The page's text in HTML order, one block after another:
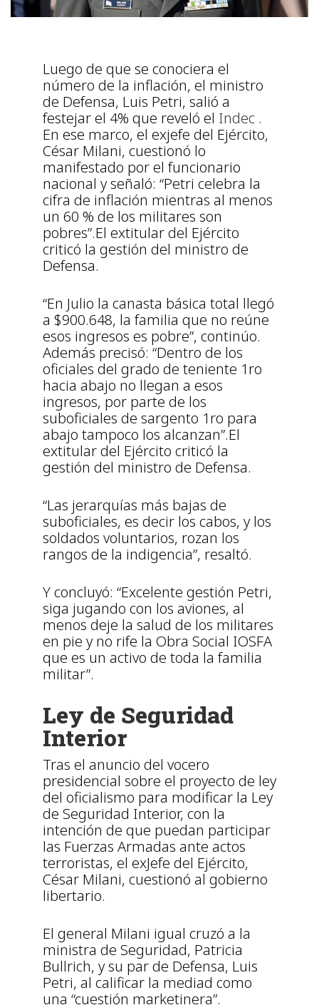
Luego de que se conociera el
número de la inflación, el ministro
de Defensa, Luis Petri, salió a
festejar el 4% que reveló el Indec .
En ese marco, el exjefe del Ejército,
César Milani, cuestionó lo
manifestado por el funcionario
nacional y señaló: “Petri celebra la
cifra de inflación mientras al menos
un 60 % de los militares son
pobres”.El extitular del Ejército
criticó la gestión del ministro de
Defensa.
“En Julio la canasta básica total llegó
a $900.648, la familia que no reúne
esos ingresos es pobre”, continúo.
Además precisó: “Dentro de los
oficiales del grado de teniente 1ro
hacia abajo no llegan a esos
ingresos, por parte de los
suboficiales de sargento 1ro para
abajo tampoco los alcanzan”.El
extitular del Ejército criticó la
gestión del ministro de Defensa.
“Las jerarquías más bajas de
suboficiales, es decir los cabos, y los
soldados voluntarios, rozan los
rangos de la indigencia”, resaltó.
Y concluyó: “Excelente gestión Petri,
siga jugando con los aviones, al
menos deje la salud de los militares
en pie y no rife la Obra Social IOSFA
que es un activo de toda la familia
militar”.
Ley de Seguridad
Interior
Tras el anuncio del vocero
presidencial sobre el proyecto de ley
del oficialismo para modificar la Ley
de Seguridad Interior, con la
intención de que puedan participar
las Fuerzas Armadas ante actos
terroristas, el exJefe del Ejército,
César Milani, cuestionó al gobierno
libertario.
El general Milani igual cruzó a la
ministra de Seguridad, Patricia
Bullrich, y su par de Defensa, Luis
Petri, al calificar la mediad como
una “cuestión marketinera”.